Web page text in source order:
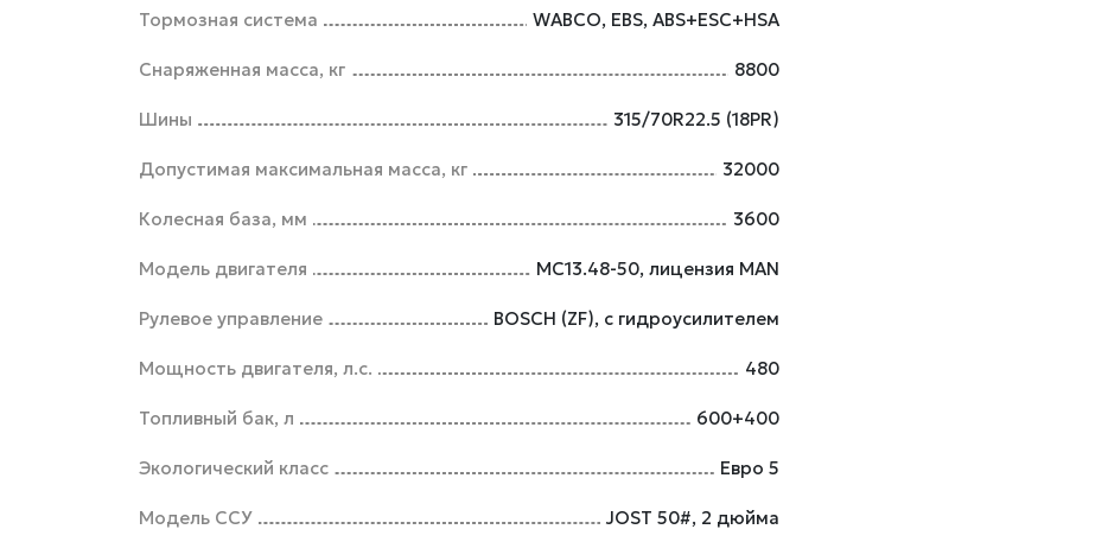
Тормозная система WABCO, EBS, ABS+ESC+HSA
Снаряженная масса, кг 8800
Шины 315/70R22.5 (18PR)
Допустимая максимальная масса, кг 32000
Колесная база, мм 3600
Модель двигателя МС13.48-50, лицензия MAN
Рулевое управление BOSCH (ZF), с гидроусилителем
Мощность двигателя, л.с. 480
Топливный бак, л 600+400
Экологический класс Евро 5
Модель ССУ JOST 50#, 2 дюйма